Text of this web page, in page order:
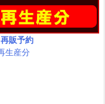
販予約
生産分